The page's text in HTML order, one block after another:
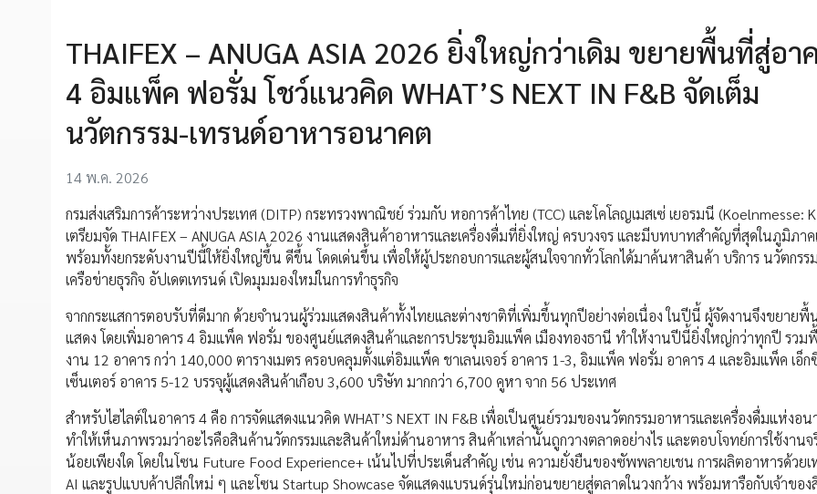
THAIFEX – ANUGA ASIA 2026 ยิ่งใหญ่กว่าเดิม ขยายพื้นที่สู่อา
4 อิมแพ็ค ฟอรั่ม โชว์แนวคิด WHAT’S NEXT IN F&B จัดเต็ม
นวัตกรรม-เทรนด์อาหารอนาคต
14 พ.ค. 2026
กรมส่งเสริมการค้าระหว่างประเทศ (DITP) กระทรวงพาณิชย์ ร่วมกับ หอการค้าไทย (TCC) และโคโลญเมสเซ่ เยอรมนี (Koelnmesse:
เตรียมจัด THAIFEX – ANUGA ASIA 2026 งานแสดงสินค้าอาหารและเครื่องดื่มที่ยิ่งใหญ่ ครบวงจร และมีบทบาทสำคัญที่สุดในภูมิภาค
พร้อมทั้งยกระดับงานปีนี้ให้ยิ่งใหญ่ขึ้น ดีขึ้น โดดเด่นขึ้น เพื่อให้ผู้ประกอบการและผู้สนใจจากทั่วโลกได้มาค้นหาสินค้า บริการ นวัตกรร
เครือข่ายธุรกิจ อัปเดตเทรนด์ เปิดมุมมองใหม่ในการทำธุรกิจ
จากกระแสการตอบรับที่ดีมาก ด้วยจำนวนผู้ร่วมแสดงสินค้าทั้งไทยและต่างชาติที่เพิ่มขึ้นทุกปีอย่างต่อเนื่อง ในปีนี้ ผู้จัดงานจึงขยายพื้
แสดง โดยเพิ่มอาคาร 4 อิมแพ็ค ฟอรั่ม ของศูนย์แสดงสินค้าและการประชุมอิมแพ็ค เมืองทองธานี ทำให้งานปีนี้ยิ่งใหญ่กว่าทุกปี รวม
งาน 12 อาคาร กว่า 140,000 ตารางเมตร ครอบคลุมตั้งแต่อิมแพ็ค ชาเลนเจอร์ อาคาร 1-3, อิมแพ็ค ฟอรั่ม อาคาร 4 และอิมแพ็ค เอ็
เซ็นเตอร์ อาคาร 5-12 บรรจุผู้แสดงสินค้าเกือบ 3,600 บริษัท มากกว่า 6,700 คูหา จาก 56 ประเทศ
สำหรับไฮไลต์ในอาคาร 4 คือ การจัดแสดงแนวคิด WHAT’S NEXT IN F&B เพื่อเป็นศูนย์รวมของนวัตกรรมอาหารและเครื่องดื่มแห่งอ
ทำให้เห็นภาพรวมว่าอะไรคือสินค้านวัตกรรมและสินค้าใหม่ด้านอาหาร สินค้าเหล่านั้นถูกวางตลาดอย่างไร และตอบโจทย์การใช้งานจ
น้อยเพียงใด โดยในโซน Future Food Experience+ เน้นไปที่ประเด็นสำคัญ เช่น ความยั่งยืนของซัพพลายเชน การผลิตอาหารด้วยเ
AI และรูปแบบค้าปลีกใหม่ ๆ และโซน Startup Showcase จัดแสดงแบรนด์รุ่นใหม่ก่อนขยายสู่ตลาดในวงกว้าง พร้อมหารือกับเจ้าของ